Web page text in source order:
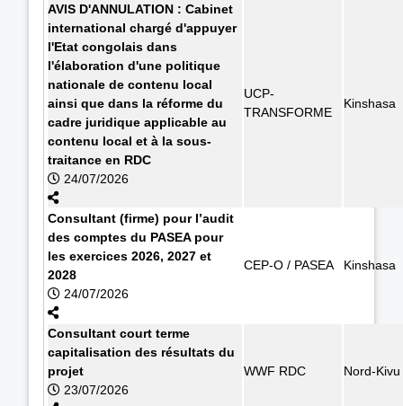
AVIS D'ANNULATION : Cabinet
international chargé d'appuyer
l'Etat congolais dans
l'élaboration d'une politique
nationale de contenu local
ainsi que dans la réforme du
cadre juridique applicable au
contenu local et à la sous-
traitance en RDC
24/07/2026
UCP-
TRANSFORME
Kinshasa
Consultant (firme) pour l’audit
des comptes du PASEA pour
les exercices 2026, 2027 et
2028
24/07/2026
CEP-O / PASEA Kinshasa
Consultant court terme
capitalisation des résultats du
projet
23/07/2026
WWF RDC Nord-Kivu